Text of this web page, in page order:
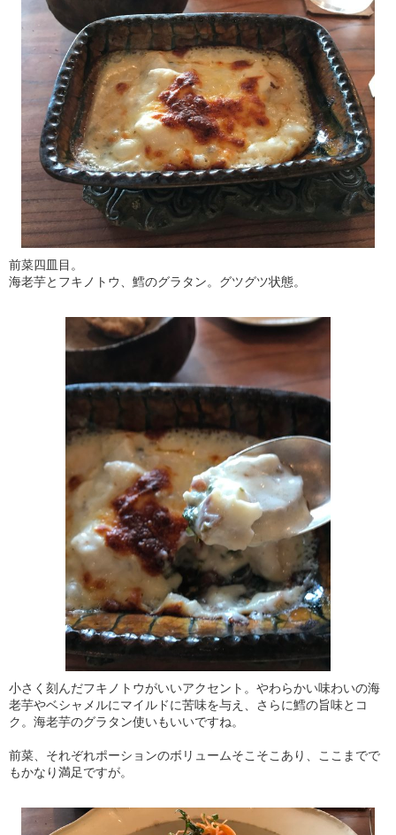
前菜四皿目。
海老芋とフキノトウ、鱈のグラタン。グツグツ状態。
小さく刻んだフキノトウがいいアクセント。やわらかい味わいの海
老芋やベシャメルにマイルドに苦味を与え、さらに鱈の旨味とコ
ク。海老芋のグラタン使いもいいですね。
前菜、それぞれポーションのボリュームそこそこあり、ここまでで
もかなり満足ですが。